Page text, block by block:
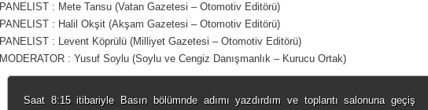
PANELIST : Mete Tansu (Vatan Gazetesi – Otomotiv Editörü)
PANELIST : Halil Okşit (Akşam Gazetesi – Otomotiv Editörü)
PANELIST : Levent Köprülü (Milliyet Gazetesi – Otomotiv Editörü)
MODERATOR : Yusuf Soylu (Soylu ve Cengiz Danışmanlık – Kurucu Ortak)
Saat 8:15 itibariyle Basın bölümnde adımı yazdırdım ve toplantı salonuna geçiş